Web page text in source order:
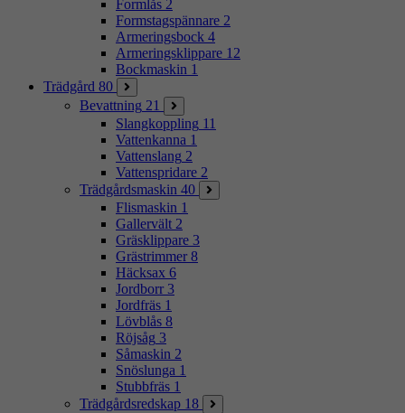
Formlås 2
Formstagspännare 2
Armeringsbock 4
Armeringsklippare 12
Bockmaskin 1
Trädgård 80
Bevattning 21
Slangkoppling 11
Vattenkanna 1
Vattenslang 2
Vattenspridare 2
Trädgårdsmaskin 40
Flismaskin 1
Gallervält 2
Gräsklippare 3
Grästrimmer 8
Häcksax 6
Jordborr 3
Jordfräs 1
Lövblås 8
Röjsåg 3
Såmaskin 2
Snöslunga 1
Stubbfräs 1
Trädgårdsredskap 18